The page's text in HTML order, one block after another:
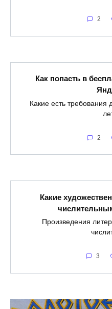
2
Как попасть в
Какие есть
2
Какие
Произведения
3